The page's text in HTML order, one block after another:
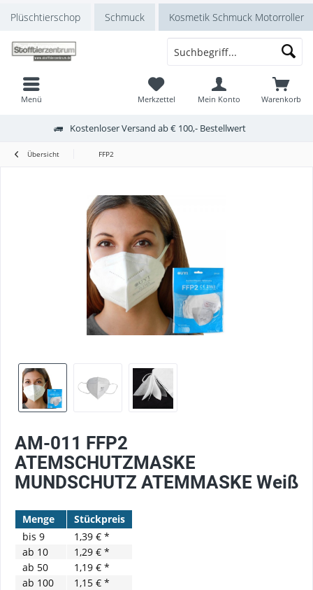
Plüschtierschop Schmuck Kosmetik Schmuck Motorroller
Menü Warenkorb
Merkzettel Mein Konto
Kostenloser Versand ab € 100,- Bestellwert
Übersicht FFP2
AM-011 FFP2
ATEMSCHUTZMASKE
MUNDSCHUTZ ATEMMASKE Weiß
Menge
Stückpreis
bis 9
1,39 € *
ab 10
1,29 € *
ab 50
1,19 € *
ab 100
1,15 € *